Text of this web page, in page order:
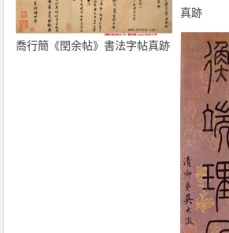
喬行簡《閏余帖》書法字帖真跡
真跡